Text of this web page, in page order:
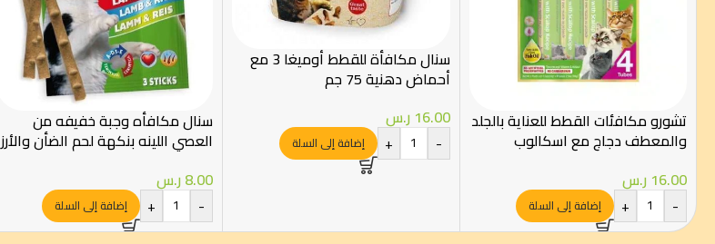
تشورو مكافئات القطط للعناية بالجلد
والمعطف دجاج مع اسكالوب
16.00 ر.س
-
+ إضافة إلى السلة
سنال مكافأة للقطط أوميغا 3 مع
أحماض دهنية 75 جم
16.00 ر.س
-
+ إضافة إلى السلة
سنال مكافأه وجبة خفيفه من
العصي اللينه بنكهة لحم الضأن والأرز
8.00ر.س
-
+ إضافة إلى السلة